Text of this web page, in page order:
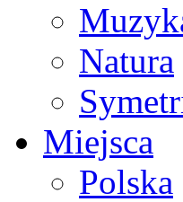
Natura
Miejsca
Polska